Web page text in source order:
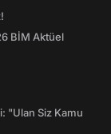
BİM Aktüel
"Ulan Siz Kamu